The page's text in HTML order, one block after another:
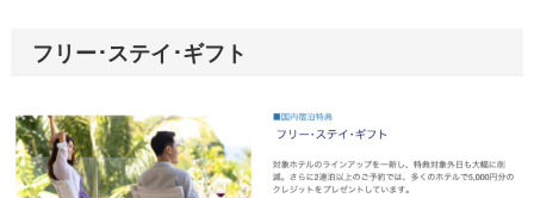
フリー･ステイ･ギフト